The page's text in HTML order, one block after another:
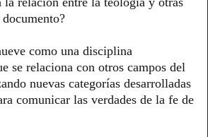
como una disciplina
se relaciona con otros campos del
nuevas categorías desarrolladas
comunicar las verdades de la fe de